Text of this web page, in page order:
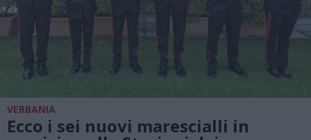
VERBANIA
Ecco i sei nuovi marescialli in